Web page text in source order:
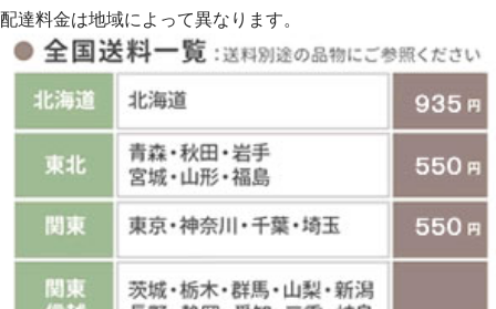
配達料金は地域によって異なります。